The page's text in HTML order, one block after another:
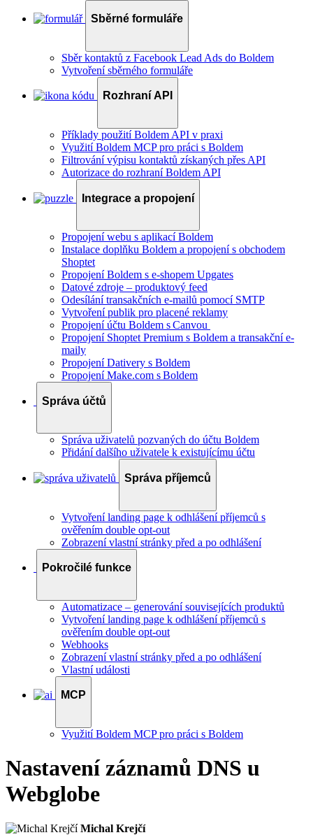
Sběrné formuláře
Sběr kontaktů z Facebook Lead Ads do Boldem
Vytvoření sběrného formuláře
Rozhraní API
Příklady použití Boldem API v praxi
Využití Boldem MCP pro práci s Boldem
Filtrování výpisu kontaktů získaných přes API
Autorizace do rozhraní Boldem API
Integrace a propojení
Propojení webu s aplikací Boldem
Instalace doplňku Boldem a propojení s obchodem
Shoptet
Propojení Boldem s e-shopem Upgates
Datové zdroje – produktový feed
Odesílání transakčních e-mailů pomocí SMTP
Vytvoření publik pro placené reklamy
Propojení účtu Boldem s Canvou
Propojení Shoptet Premium s Boldem a transakční e-
maily
Propojení Dativery s Boldem
Propojení Make.com s Boldem
Správa účtů
Správa uživatelů pozvaných do účtu Boldem
Přidání dalšího uživatele k existujícímu účtu
Správa příjemců
Vytvoření landing page k odhlášení příjemců s
ověřením double opt-out
Zobrazení vlastní stránky před a po odhlášení
Pokročilé funkce
Automatizace – generování souvisejících produktů
Vytvoření landing page k odhlášení příjemců s
ověřením double opt-out
Webhooks
Zobrazení vlastní stránky před a po odhlášení
Vlastní události
MCP
Využití Boldem MCP pro práci s Boldem
Nastavení záznamů DNS u
Webglobe
Michal Krejčí